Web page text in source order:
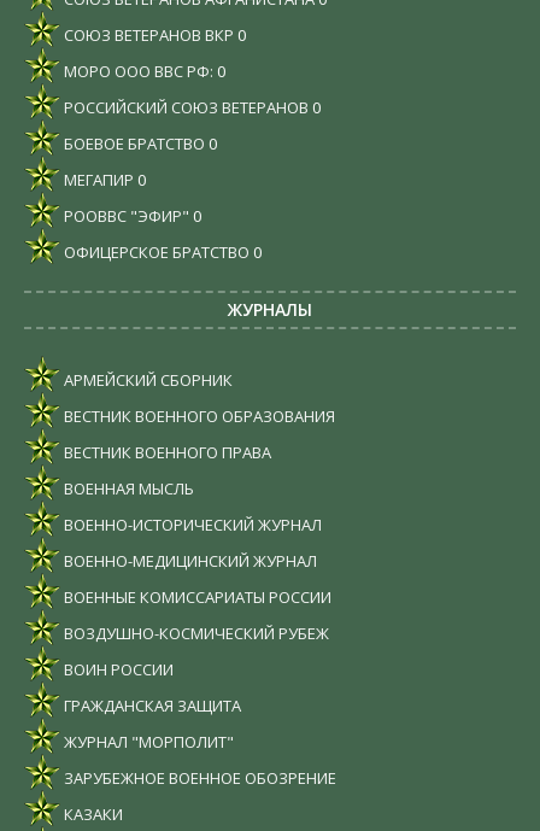
СОЮЗ ВЕТЕРАНОВ ВКР 0
МОРО ООО ВВС РФ: 0
РОССИЙСКИЙ СОЮЗ ВЕТЕРАНОВ 0
БОЕВОЕ БРАТСТВО 0
МЕГАПИР 0
РООВВС "ЭФИР" 0
ОФИЦЕРСКОЕ БРАТСТВО 0
ЖУРНАЛЫ
АРМЕЙСКИЙ СБОРНИК
ВЕСТНИК ВОЕННОГО ОБРАЗОВАНИЯ
ВЕСТНИК ВОЕННОГО ПРАВА
ВОЕННАЯ МЫСЛЬ
ВОЕННО-ИСТОРИЧЕСКИЙ ЖУРНАЛ
ВОЕННО-МЕДИЦИНСКИЙ ЖУРНАЛ
ВОЕННЫЕ КОМИССАРИАТЫ РОССИИ
ВОЗДУШНО-КОСМИЧЕСКИЙ РУБЕЖ
ВОИН РОССИИ
ГРАЖДАНСКАЯ ЗАЩИТА
ЖУРНАЛ "МОРПОЛИТ"
ЗАРУБЕЖНОЕ ВОЕННОЕ ОБОЗРЕНИЕ
КАЗАКИ